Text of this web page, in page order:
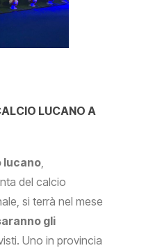
LUCANO A
lucano,
del calcio
si terrà nel mese
gli
Uno in provincia